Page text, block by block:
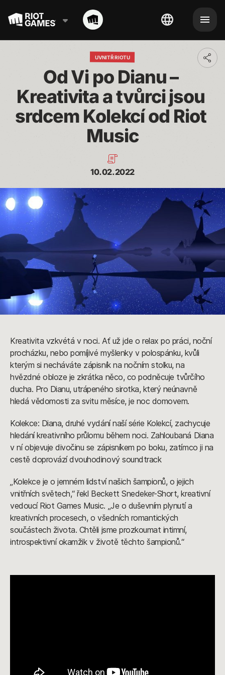
UVNITŘ RIOTU
Od Vi po Dianu –
Kreativita a tvůrci jsou
srdcem Kolekcí od Riot
Music
10.02.2022
Kreativita vzkvétá v noci. Ať už jde o relax po práci, noční
procházku, nebo pomíjivé myšlenky v polospánku, kvůli
kterým si necháváte zápisník na nočním stolku, na
hvězdné obloze je zkrátka něco, co podněcuje tvůrčího
ducha. Pro Dianu, utrápeného sirotka, který neúnavně
hledá vědomosti za svitu měsíce, je noc domovem.
Kolekce: Diana, druhé vydání naší série Kolekcí, zachycuje
hledání kreativního průlomu během noci. Zahloubaná Diana
v ní objevuje divočinu se zápisníkem po boku, zatímco ji na
cestě doprovází dvouhodinový soundtrack
„Kolekce je o jemném lidství našich šampionů, o jejich
vnitřních světech,“ řekl Beckett Snedeker-Short, kreativní
vedoucí Riot Games Music. „Je o duševním plynutí a
kreativních procesech, o všedních romantických
součástech života. Chtěli jsme prozkoumat intimní,
introspektivní okamžik v životě těchto šampionů.“